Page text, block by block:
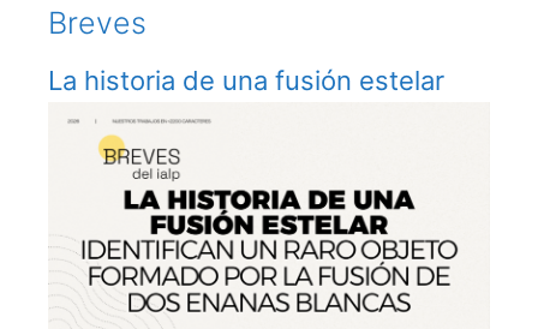
Breves
La historia de una fusión estelar